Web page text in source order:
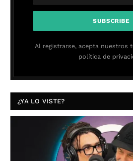
Al registrarse, acepta nuestros
política de
¿YA LO VISTE?